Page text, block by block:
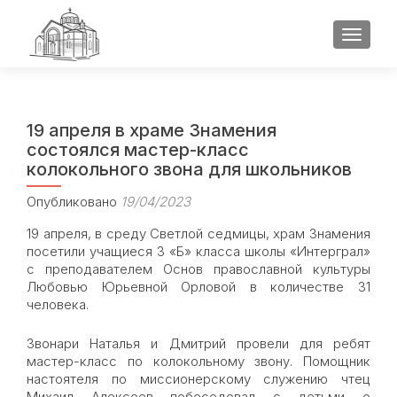
19 апреля в храме Знамения
состоялся мастер-класс
колокольного звона для школьников
Опубликовано 19/04/2023
19 апреля, в среду Светлой седмицы, храм Знамения
посетили учащиеся 3 «Б» класса школы «Интерграл»
с преподавателем Основ православной культуры
Любовью Юрьевной Орловой в количестве 31
человека.
Звонари Наталья и Дмитрий провели для ребят
мастер-класс по колокольному звону. Помощник
настоятеля по миссионерскому служению чтец